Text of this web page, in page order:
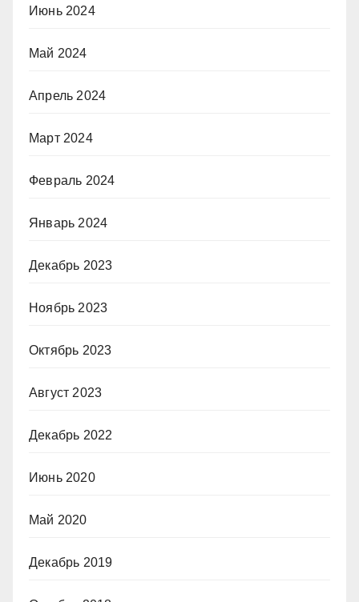
Июнь 2024
Май 2024
Апрель 2024
Март 2024
Февраль 2024
Январь 2024
Декабрь 2023
Ноябрь 2023
Октябрь 2023
Август 2023
Декабрь 2022
Июнь 2020
Май 2020
Декабрь 2019